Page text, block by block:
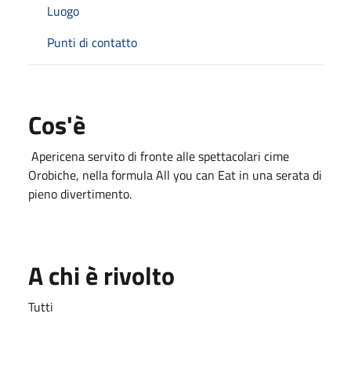
Luogo
Punti di contatto
Cos'è
Apericena servito di fronte alle spettacolari cime
Orobiche, nella formula All you can Eat in una serata di
pieno divertimento.
A chi è rivolto
Tutti